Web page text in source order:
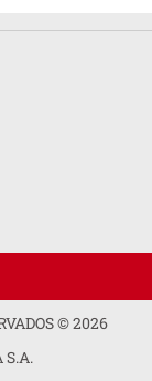
©2026
S.A.